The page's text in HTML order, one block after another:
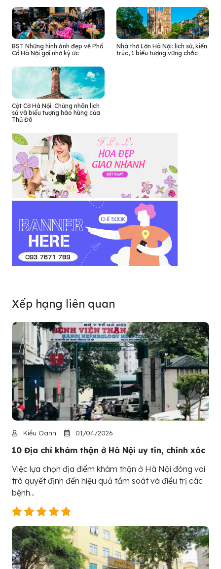
BST Những hình ảnh đẹp về Phố
Cổ Hà Nội gợi nhớ ký ức
Nhà thờ Lớn Hà Nội: lịch sử, kiến
trúc, 1 biểu tượng vững chắc
Cột Cờ Hà Nội: Chứng nhân lịch
sử và biểu tượng hào hùng của
Thủ Đô
Xếp hạng liên quan
Kiều Oanh 01/04/2026
10 Địa chỉ khám thận ở Hà Nội uy tín, chính xác
Việc lựa chọn địa điểm khám thận ở Hà Nội đóng vai
trò quyết định đến hiệu quả tầm soát và điều trị các
bệnh...